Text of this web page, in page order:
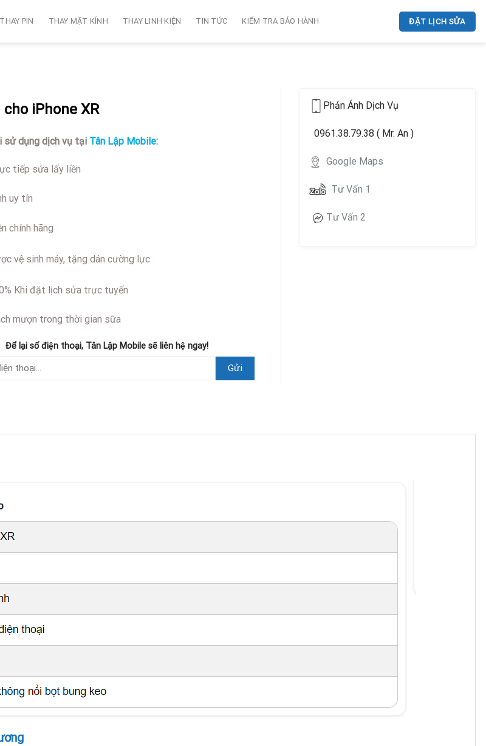
THAY PIN THAY MẶT KÍNH THAY LINH KIỆN TIN TỨC KIỂM TRA BẢO HÀNH ĐẶT LỊCH SỬA
cho iPhone XR
sử dụng dịch vụ tại Tân Lập Mobile:
tiếp sửa lấy liền
uy tín
chính hãng
vệ sinh máy, tặng dán cường lực
Khi đặt lịch sửa trực tuyến
mượn trong thời gian sữa
Để lại số điện thoại, Tân Lập Mobile sẽ liên hệ ngay!
Phản Ánh Dịch Vụ
0961.38.79.38 ( Mr. An )
Google Maps
Tư Vấn 1
Tư Vấn 2